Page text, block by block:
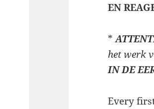
EN
*
het werk
IN DE
Every